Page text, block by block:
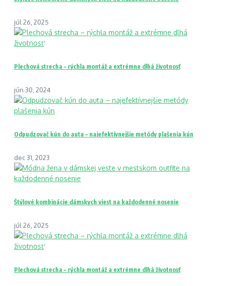
júl 26, 2025
Plechová strecha – rýchla montáž a extrémne dlhá životnosť
jún 30, 2024
Odpudzovač kún do auta – najefektívnejšie metódy plašenia kún
dec 31, 2023
Štýlové kombinácie dámskych viest na každodenné nosenie
júl 26, 2025
Plechová strecha – rýchla montáž a extrémne dlhá životnosť